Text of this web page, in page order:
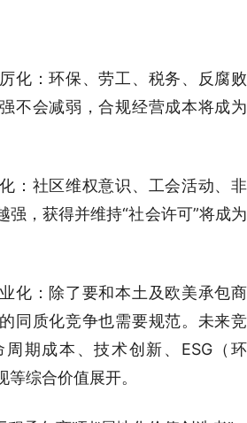
化：环保、劳工、税务、反腐败
不会减弱，合规经营成本将成为
：社区维权意识、工会活动、非
强，获得并维持“社会许可”将成为
化：除了要和本土及欧美承包商
同质化竞争也需要规范。未来竞
期成本、技术创新、ESG（环
综合价值展开。